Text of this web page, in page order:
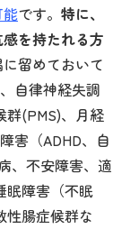
です。 特に、
を持たれる方
留めておいて
自律神経失調
群(PMS)、月経
害（ADHD、自
、不安障害、適
眠障害（不眠
性腸症候群な